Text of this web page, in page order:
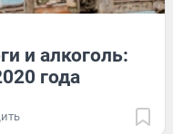
и алкоголь:
года